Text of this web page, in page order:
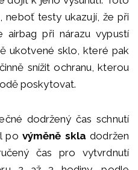
neboť testy ukazují, že při
při nárazu vypustí
ukotvené sklo, které pak
snížit ochranu, kterou
poskytovat.
dodržený čas schnutí
po výměně skla dodržen
čas pro vytvrdnutí